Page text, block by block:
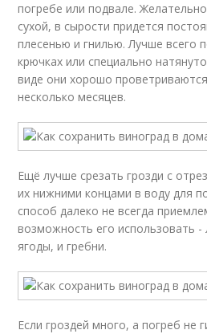
погребе или подвале.
сухой, в сырости придется
плесенью и гнилью. Лучше всего
крючках или специально
виде они хорошо
несколько месяцев.
Ещё лучше срезать грозди с
их нижними концами в воду для
способ далеко не всегда
возможность его использовать -
ягоды, и гребни.
Если гроздей много, а погреб не